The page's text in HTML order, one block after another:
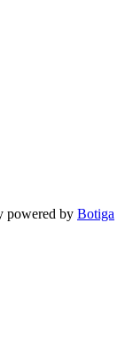
powered by Botiga